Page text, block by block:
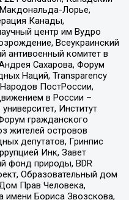
Макдональда-Лорье,
Канады,
центр им Вудро
Всеукраинский
антивоенный комитет в
Сахарова, Форум
Наций, Transparеncy
ПостРоссии,
в России –
Институт
гражданского
жителей островов
депутатов, Гринпис
Инк, Завет
фонд природы, BDR
Образовательный дом
Прав Человека,
имени Бориса Звозскова,